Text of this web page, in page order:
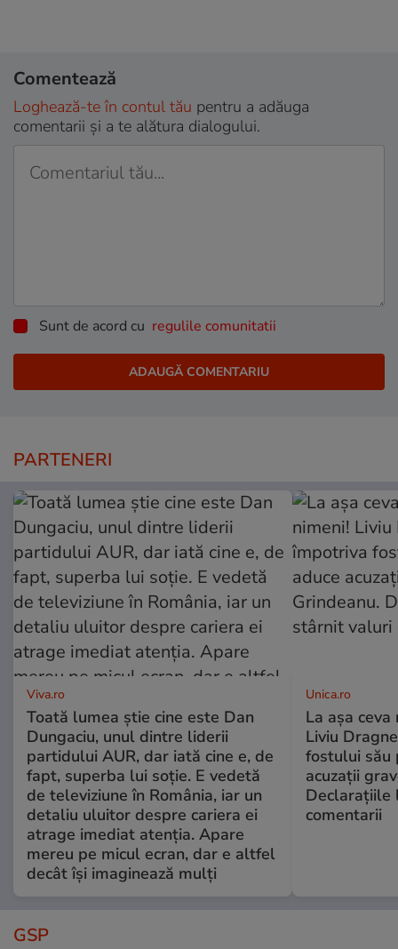
Comentează
Loghează-te în contul tău pentru a adăuga
comentarii și a te alătura dialogului.
Sunt de acord cu regulile comunitatii
PARTENERI
Viva.ro
Toată lumea știe cine este Dan
Dungaciu, unul dintre liderii
partidului AUR, dar iată cine e, de
fapt, superba lui soție. E vedetă
de televiziune în România, iar un
detaliu uluitor despre cariera ei
atrage imediat atenția. Apare
mereu pe micul ecran, dar e altfel
decât își imaginează mulți
Unica.ro
La așa
Liviu
fostului său
acuzații
Declarațiile
comentarii
GSP